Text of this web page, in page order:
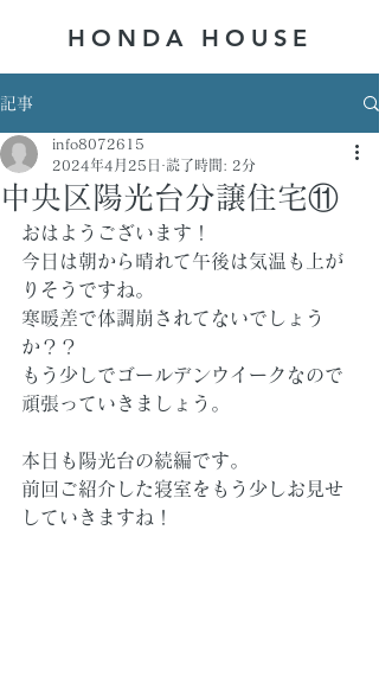
HONDA ​HOUSE
記事
中央区陽光台分譲住宅⑪
info8072615
2024年4月25日
読了時間: 2分
おはようございます！
今日は朝から晴れて午後は気温も上が
りそうですね。
寒暖差で体調崩されてないでしょう
か？？
もう少しでゴールデンウイークなので
頑張っていきましょう。
本日も陽光台の続編です。
前回ご紹介した寝室をもう少しお見せ
していきますね！